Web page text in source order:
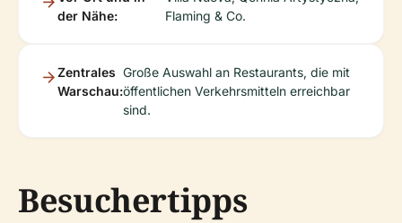
der Nähe:
Flaming & Co.
Zentrales
Warschau:
Große Auswahl an Restaurants, die mit
öffentlichen Verkehrsmitteln erreichbar
sind.
Besuchertipps